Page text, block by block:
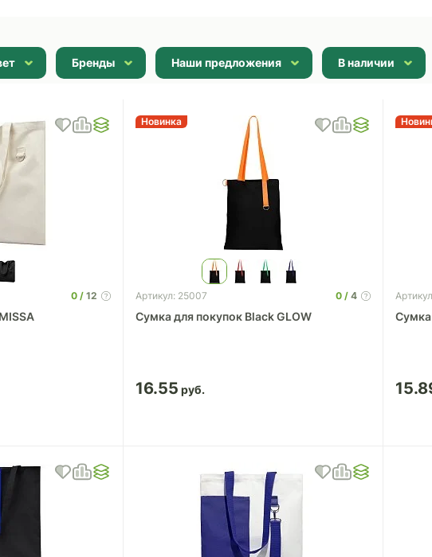
Бренды Наши предложения В наличии
0 12
Новинка
Артикул: 25007 0 4
Сумка для покупок Black GLOW
16.55
Сумка